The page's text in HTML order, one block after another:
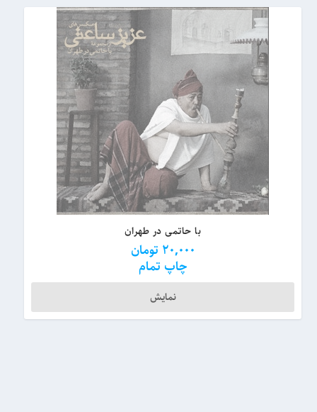
با حاتمی در طهران
20,000 تومان
چاپ تمام
نمایش